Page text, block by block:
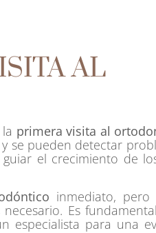
AL
primera visita al
se pueden detectar
el crecimiento de
inmediato, pero
Es
especialista para una